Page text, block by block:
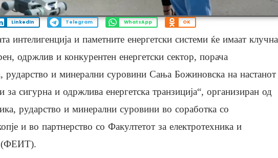
LinkedIn Telegram WhatsApp OK
интелигенција и паметните енергетски системи ќе имаат клучна
одржлив и конкурентен енергетски сектор, порача
рударство и минерални суровини Сања Божиновска на настанот
за сигурна и одржлива енергетска транзиција“, организиран од
рударство и минерални суровини во соработка со
и во партнерство со Факултетот за електротехника и
(ФЕИТ).